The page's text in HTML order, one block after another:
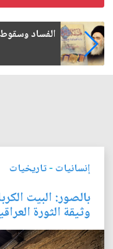
رواتب
إنسانيات -تاريخيات
بالصور: البيت
وثيقة الثورة